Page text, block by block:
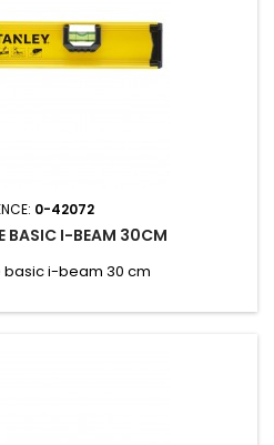
0-42072
BASIC I-BEAM 30CM
basic i-beam 30 cm